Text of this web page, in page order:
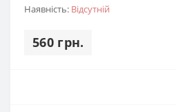
Наявність: Відсутній
560 грн.